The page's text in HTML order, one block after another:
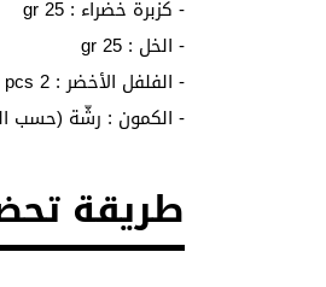
- كزبرة خضراء : 25 gr
- الخل : 25 gr
- الفلفل الأخضر : 2 pcs (حار)
- الكمون : رشّة (حسب
طريقة